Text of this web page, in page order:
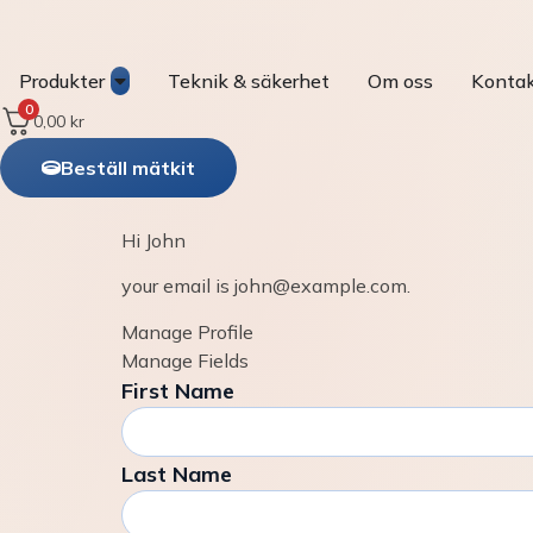
Produkter Teknik & säkerhet Om oss
0
0,00 kr
Beställ mätkit
Hi John
your email is john@example.com.
Manage Profile
Manage Fields
First Name
Last Name